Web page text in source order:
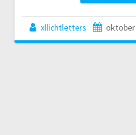
xllichtletters oktober